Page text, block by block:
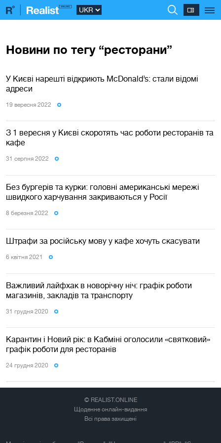
Новини по тегу “ресторани”
У Києві нарешті відкриють McDonald’s: стали відомі
адреси
19 вересня 2022
З 1 вересня у Києві скоротять час роботи ресторанів та
кафе
31 серпня 2022
Без бургерів та курки: головні американські мережі
швидкого харчування закриваються у Росії
8 березня 2022
Штрафи за російську мову у кафе хочуть скасувати
6 квiтня 2021
Важливий лайфхак в новорічну ніч: графік роботи
магазинів, закладів та транспорту
31 грудня 2020
Карантин і Новий рік: в Кабміні оголосили «святковий»
графік роботи для ресторанів
24 грудня 2020
© REALIST.ONLINE
Щоденне онлайн-видання
Всі права захищені